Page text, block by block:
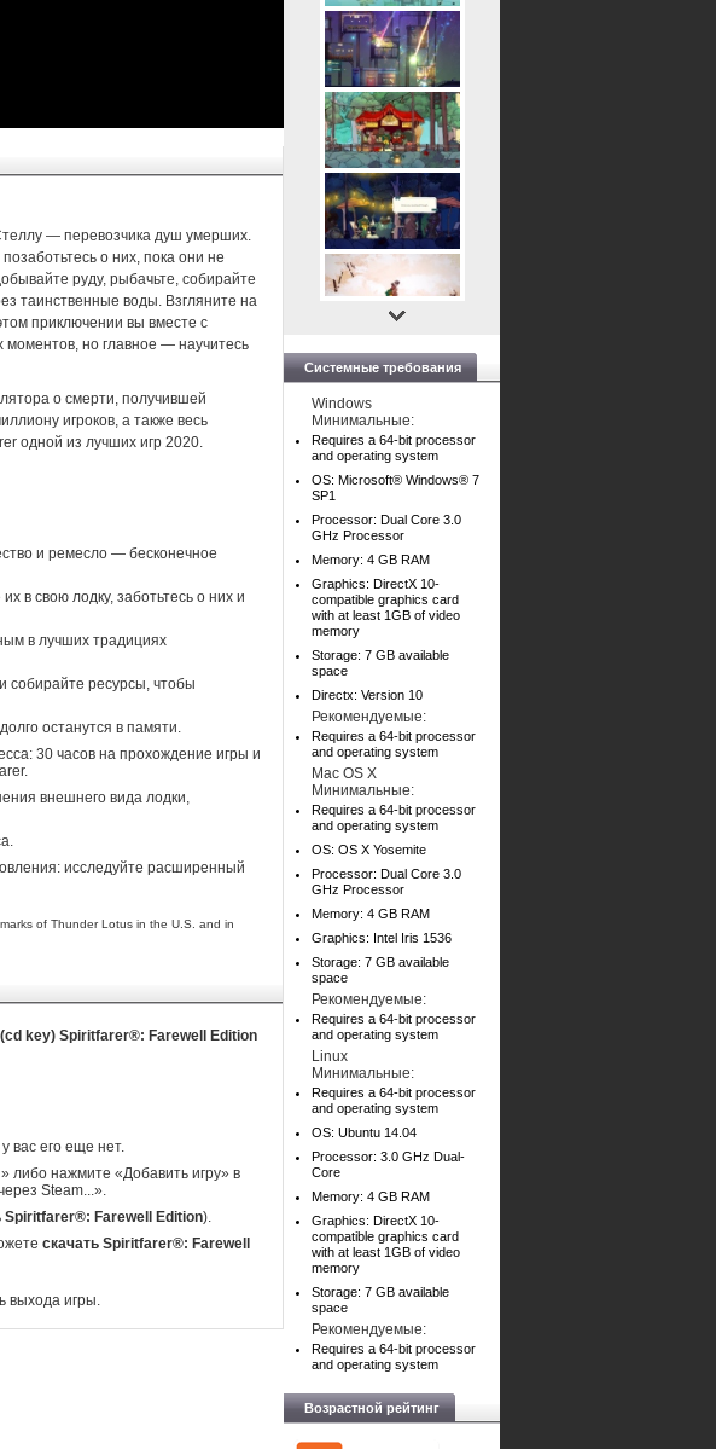
— перевозчика душ умерших.
о них, пока они не
руду, рыбачьте, собирайте
таинственные воды. Взгляните на
приключении вы вместе с
но главное — научитесь
о смерти, получившей
игроков, а также весь
одной из лучших игр 2020.
и ремесло — бесконечное
в свою лодку, заботьтесь о них и
в лучших традициях
собирайте ресурсы, чтобы
останутся в памяти.
30 часов на прохождение игры и
внешнего вида лодки,
исследуйте расширенный
of Thunder Lotus in the U.S. and in
key) Spiritfarer®: Farewell Edition
вас его еще нет.
либо нажмите «Добавить игру» в
Steam...».
Spiritfarer®: Farewell Edition).
скачать Spiritfarer®: Farewell
выхода игры.
Системные требования
Windows
Минимальные:
Requires a 64-bit processor
and operating system
OS: Microsoft® Windows® 7
SP1
Processor: Dual Core 3.0
GHz Processor
Memory: 4 GB RAM
Graphics: DirectX 10-
compatible graphics card
with at least 1GB of video
memory
Storage: 7 GB available
space
Directx: Version 10
Рекомендуемые:
Requires a 64-bit processor
and operating system
Mac OS X
Минимальные:
Requires a 64-bit processor
and operating system
OS: OS X Yosemite
Processor: Dual Core 3.0
GHz Processor
Memory: 4 GB RAM
Graphics: Intel Iris 1536
Storage: 7 GB available
space
Рекомендуемые:
Requires a 64-bit processor
and operating system
Linux
Минимальные:
Requires a 64-bit processor
and operating system
OS: Ubuntu 14.04
Processor: 3.0 GHz Dual-
Core
Memory: 4 GB RAM
Graphics: DirectX 10-
compatible graphics card
with at least 1GB of video
memory
Storage: 7 GB available
space
Рекомендуемые:
Requires a 64-bit processor
and operating system
Возрастной рейтинг